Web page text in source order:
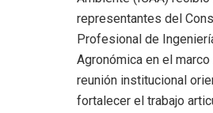
representantes del
Profesional de
Agronómica en el marco
reunión institucional
fortalecer el trabajo